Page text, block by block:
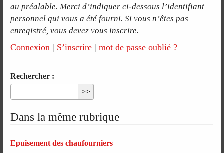
au préalable. Merci d’indiquer ci-dessous l’identifiant
personnel qui vous a été fourni. Si vous n’êtes pas
enregistré, vous devez vous inscrire.
Connexion | S’inscrire |mot de passe oublié ?
Rechercher :
Dans la même rubrique
Epuisement des chaufourniers